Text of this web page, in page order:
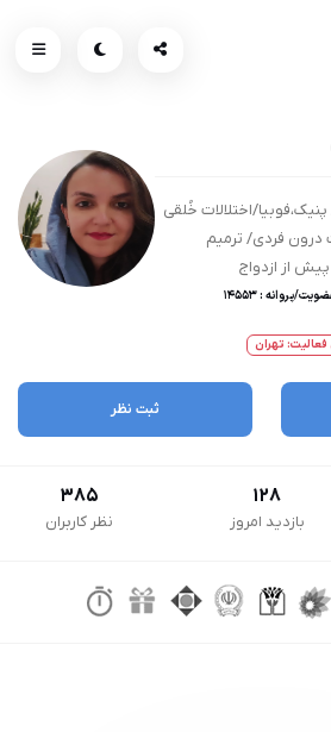
اختلالات خُلقی
درون فردی/ ترمیم
از ازدواج
پروانه : 14553
تهران
ثبت نظر
128
بازدید امروز
385
نظر کاربران